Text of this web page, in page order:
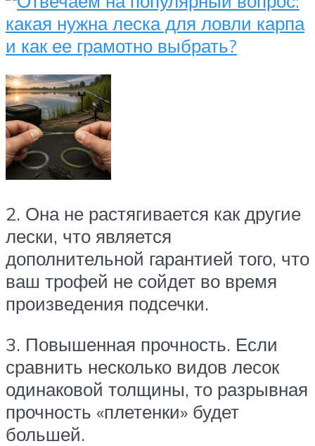
2. Она не растягивается как другие
лески, что является
дополнительной гарантией того, что
ваш трофей не сойдет во время
произведения подсечки.
3. Повышенная прочность. Если
сравнить несколько видов лесок
одинаковой толщины, то разрывная
прочность «плетенки» будет
большей.